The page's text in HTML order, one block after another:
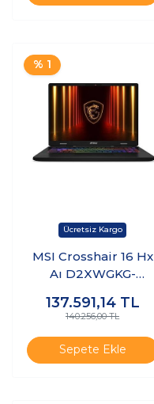
% 1
MSI Crosshair 16 Hx
Aı D2XWGKG-
275HX 16GB Ram 2tb
Freedos K11
137.591,14 TL
140.256,00 TL
Sepete Ekle